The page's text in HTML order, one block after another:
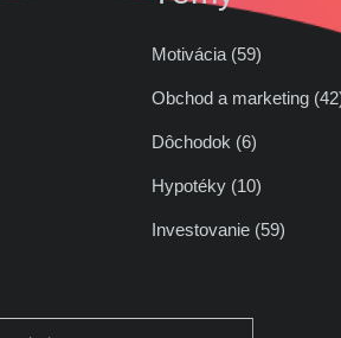
Motivácia (59)
Obchod a
Dôchodok (6)
Hypotéky (10)
Investovanie (59)